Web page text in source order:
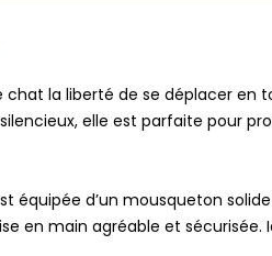
chat la liberté de se déplacer en
elle est parfaite pour
équipée d’un mousqueton
en main agréable et